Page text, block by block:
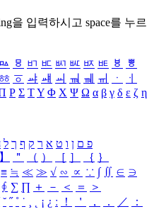
을 입력하시고 space를 누르
ㅰ ㅱ ㅲ ㅳ ㅴ ㅵ ㅶ ㅷ ㅸ
ㅹ
ㆅ ㆆ ㆇ ㆈ ㆉ ㆊ ㆋ ㆌ ㆍ
ㆎ
Ρ Σ ΤΥ Φ Χ Ψ Ω α β γ δ ε ζ η
פ ם ן ו ט א ר ק ף ך ל
】 ＂ （ ） ［ ］ ｛ ｝
≡ ≒ ≪ ≫ √ ∽ ∝ ∵ ∫ ∬ ∈ ∋
∮ ∑ ∏ ＋ － ＜ ＝
＞
˘ ˝ ˚ ˙ ¸ ¡ ¿ ː ！ ＇ ， ． ／
：